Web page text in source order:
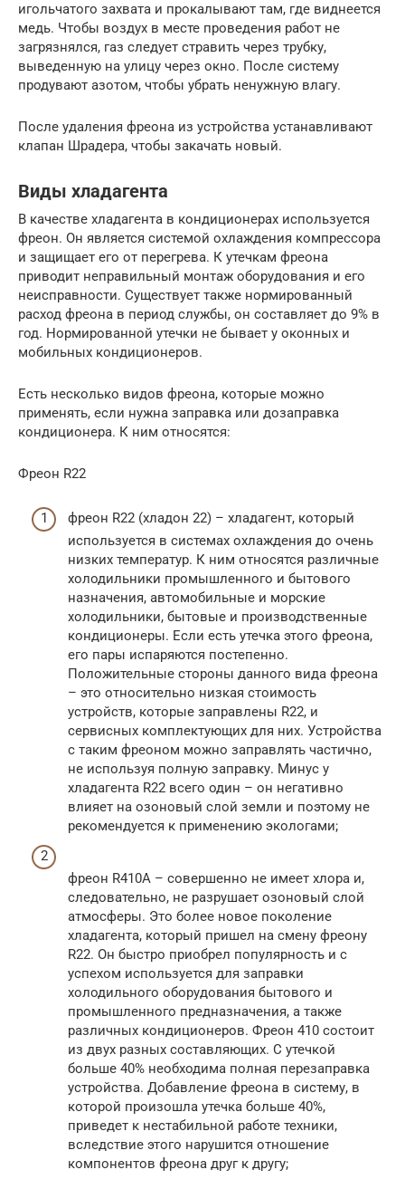
игольчатого захвата и прокалывают там, где виднеется
медь. Чтобы воздух в месте проведения работ не
загрязнялся, газ следует стравить через трубку,
выведенную на улицу через окно. После систему
продувают азотом, чтобы убрать ненужную влагу.
После удаления фреона из устройства устанавливают
клапан Шрадера, чтобы закачать новый.
Виды хладагента
В качестве хладагента в кондиционерах используется
фреон. Он является системой охлаждения компрессора
и защищает его от перегрева. К утечкам фреона
приводит неправильный монтаж оборудования и его
неисправности. Существует также нормированный
расход фреона в период службы, он составляет до 9% в
год. Нормированной утечки не бывает у оконных и
мобильных кондиционеров.
Есть несколько видов фреона, которые можно
применять, если нужна заправка или дозаправка
кондиционера. К ним относятся:
Фреон R22
фреон R22 (хладон 22) – хладагент, который
используется в системах охлаждения до очень
низких температур. К ним относятся различные
холодильники промышленного и бытового
назначения, автомобильные и морские
холодильники, бытовые и производственные
кондиционеры. Если есть утечка этого фреона,
его пары испаряются постепенно.
Положительные стороны данного вида фреона
– это относительно низкая стоимость
устройств, которые заправлены R22, и
сервисных комплектующих для них. Устройства
с таким фреоном можно заправлять частично,
не используя полную заправку. Минус у
хладагента R22 всего один – он негативно
влияет на озоновый слой земли и поэтому не
рекомендуется к применению экологами;
фреон R410A – совершенно не имеет хлора и,
следовательно, не разрушает озоновый слой
атмосферы. Это более новое поколение
хладагента, который пришел на смену фреону
R22. Он быстро приобрел популярность и с
успехом используется для заправки
холодильного оборудования бытового и
промышленного предназначения, а также
различных кондиционеров. Фреон 410 состоит
из двух разных составляющих. С утечкой
больше 40% необходима полная перезаправка
устройства. Добавление фреона в систему, в
которой произошла утечка больше 40%,
приведет к нестабильной работе техники,
вследствие этого нарушится отношение
компонентов фреона друг к другу;